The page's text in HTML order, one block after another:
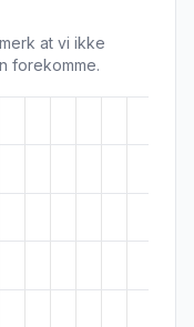
at vi ikke
forekomme.